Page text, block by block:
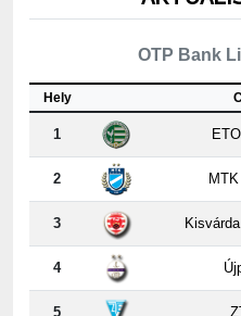
OTP Bank
1
2
3
4
5
6 Puskás